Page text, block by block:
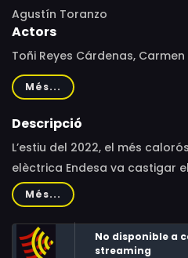
Agustín Toranzo
Actors
Toñi Reyes Cárdenas,
de la Orden, Amparo Zapata,
Moreno Ramos, Rocío
Romero, Laura Cárdenas
Posadas, Marta Bordons
Rafael Aguilera Martínez,
Més...
Descripció
L’estiu del 2022, el més
elèctrica Endesa va castigar
Sevilla amb talls de llum
de robar
en la seva lluita contra les
els neguen el dret bàsic a la
Més...
No disponible a
streaming